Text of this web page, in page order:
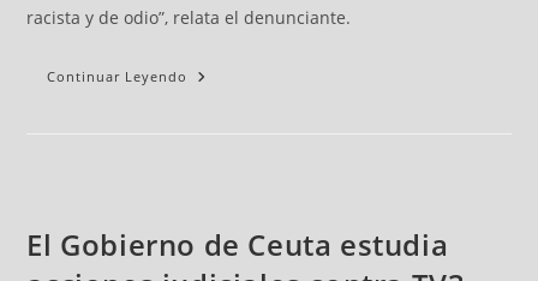
racista y de odio”, relata el denunciante.
Continuar Leyendo
El Gobierno de Ceuta estudia